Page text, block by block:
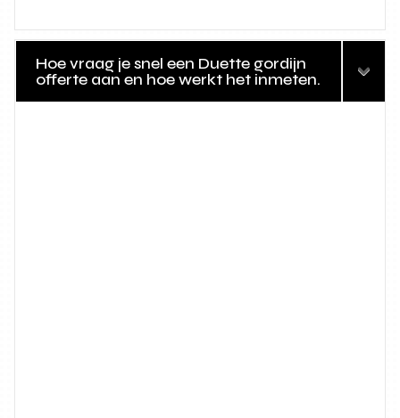
Hoe vraag je snel een Duette gordijn
offerte aan en hoe werkt het inmeten.